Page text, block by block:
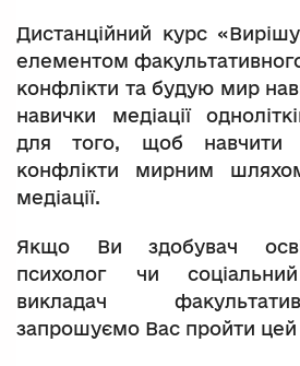
Дистанційний курс
елементом
конфлікти та будую мир
навички медіації
для того, щоб навчити
конфлікти мирним
медіації.
Якщо Ви здобувач
психолог чи
викладач
запрошуємо Вас пройти цей